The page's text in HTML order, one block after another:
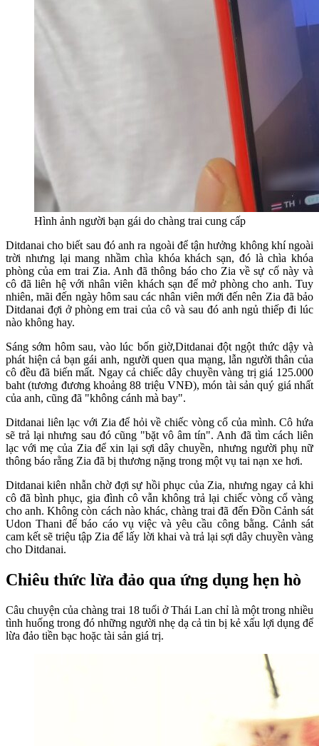
Hình ảnh người bạn gái do chàng trai cung cấp
Ditdanai cho biết sau đó anh ra ngoài để tận hưởng không khí ngoài
trời nhưng lại mang nhầm chìa khóa khách sạn, đó là chìa khóa
phòng của em trai Zia. Anh đã thông báo cho Zia về sự cố này và
cô đã liên hệ với nhân viên khách sạn để mở phòng cho anh. Tuy
nhiên, mãi đến ngày hôm sau các nhân viên mới đến nên Zia đã bảo
Ditdanai đợi ở phòng em trai của cô và sau đó anh ngủ thiếp đi lúc
nào không hay.
Sáng sớm hôm sau, vào lúc bốn giờ,Ditdanai đột ngột thức dậy và
phát hiện cả bạn gái anh, người quen qua mạng, lẫn người thân của
cô đều đã biến mất. Ngay cả chiếc dây chuyền vàng trị giá 125.000
baht (tương đương khoảng 88 triệu VNĐ), món tài sản quý giá nhất
của anh, cũng đã "không cánh mà bay".
Ditdanai liên lạc với Zia để hỏi về chiếc vòng cổ của mình. Cô hứa
sẽ trả lại nhưng sau đó cũng "bặt vô âm tín". Anh đã tìm cách liên
lạc với mẹ của Zia để xin lại sợi dây chuyền, nhưng người phụ nữ
thông báo rằng Zia đã bị thương nặng trong một vụ tai nạn xe hơi.
Ditdanai kiên nhẫn chờ đợi sự hồi phục của Zia, nhưng ngay cả khi
cô đã bình phục, gia đình cô vẫn không trả lại chiếc vòng cổ vàng
cho anh. Không còn cách nào khác, chàng trai đã đến Đồn Cảnh sát
Udon Thani để báo cáo vụ việc và yêu cầu công bằng. Cảnh sát
cam kết sẽ triệu tập Zia để lấy lời khai và trả lại sợi dây chuyền vàng
cho Ditdanai.
Chiêu thức lừa đảo qua ứng dụng hẹn hò
Câu chuyện của chàng trai 18 tuổi ở Thái Lan chỉ là một trong nhiều
tình huống trong đó những người nhẹ dạ cả tin bị kẻ xấu lợi dụng để
lừa đảo tiền bạc hoặc tài sản giá trị.